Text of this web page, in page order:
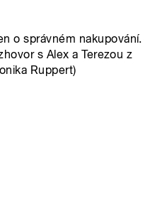
o správném nakupování.
s Alex a Terezou z
Ruppert)